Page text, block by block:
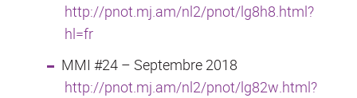
http://pnot.mj.am/nl2/pnot/lg8h8.html?
hl=fr
MMI #24 – Septembre 2018
http://pnot.mj.am/nl2/pnot/lg82w.html?